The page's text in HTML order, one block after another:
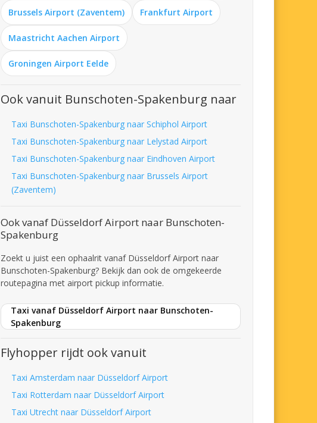
Brussels Airport (Zaventem) Frankfurt Airport
Maastricht Aachen Airport
Groningen Airport Eelde
Ook vanuit Bunschoten-Spakenburg naar
Taxi Bunschoten-Spakenburg naar Schiphol Airport
Taxi Bunschoten-Spakenburg naar Lelystad Airport
Taxi Bunschoten-Spakenburg naar Eindhoven Airport
Taxi Bunschoten-Spakenburg naar Brussels Airport
(Zaventem)
Ook vanaf Düsseldorf Airport naar Bunschoten-
Spakenburg
Zoekt u juist een ophaalrit vanaf Düsseldorf Airport naar
Bunschoten-Spakenburg? Bekijk dan ook de omgekeerde
routepagina met airport pickup informatie.
Taxi vanaf Düsseldorf Airport naar Bunschoten-
Spakenburg
Flyhopper rijdt ook vanuit
Taxi Amsterdam naar Düsseldorf Airport
Taxi Rotterdam naar Düsseldorf Airport
Taxi Utrecht naar Düsseldorf Airport